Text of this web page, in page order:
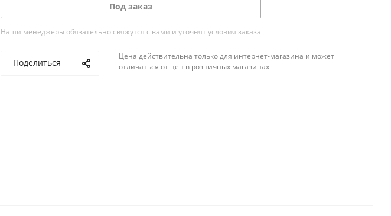
Под заказ
Наши менеджеры обязательно свяжутся с вами и уточнят условия заказа
Поделиться
Цена действительна только для интернет-магазина и может
отличаться от цен в розничных магазинах